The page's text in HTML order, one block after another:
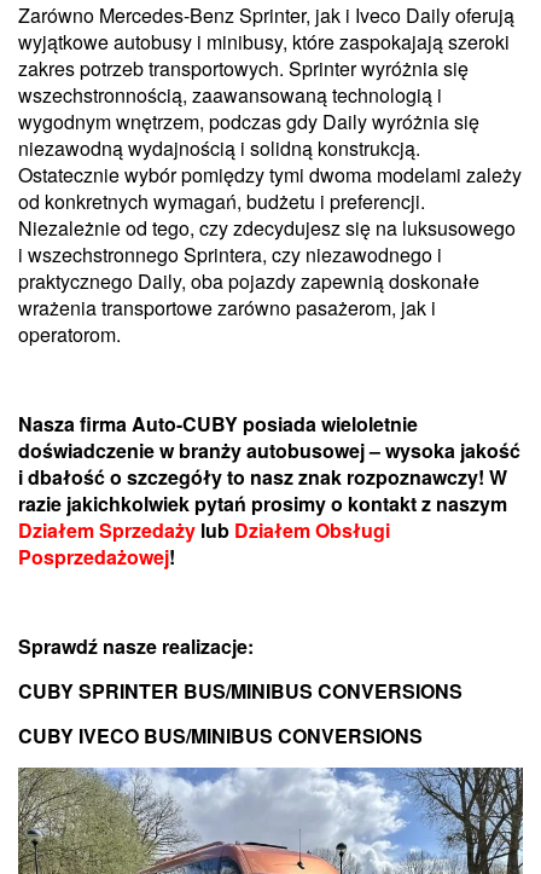
Zarówno Mercedes-Benz Sprinter, jak i Iveco Daily oferują
wyjątkowe autobusy i minibusy, które zaspokajają szeroki
zakres potrzeb transportowych. Sprinter wyróżnia się
wszechstronnością, zaawansowaną technologią i
wygodnym wnętrzem, podczas gdy Daily wyróżnia się
niezawodną wydajnością i solidną konstrukcją.
Ostatecznie wybór pomiędzy tymi dwoma modelami zależy
od konkretnych wymagań, budżetu i preferencji.
Niezależnie od tego, czy zdecydujesz się na luksusowego
i wszechstronnego Sprintera, czy niezawodnego i
praktycznego Daily, oba pojazdy zapewnią doskonałe
wrażenia transportowe zarówno pasażerom, jak i
operatorom.
Nasza firma Auto-CUBY posiada wieloletnie
doświadczenie w branży autobusowej – wysoka jakość
i dbałość o szczegóły to nasz znak rozpoznawczy! W
razie jakichkolwiek pytań prosimy o kontakt z naszym
Działem Sprzedaży lub Działem Obsługi
Posprzedażowej!
Sprawdź nasze realizacje:
CUBY SPRINTER BUS/MINIBUS CONVERSIONS
CUBY IVECO BUS/MINIBUS CONVERSIONS